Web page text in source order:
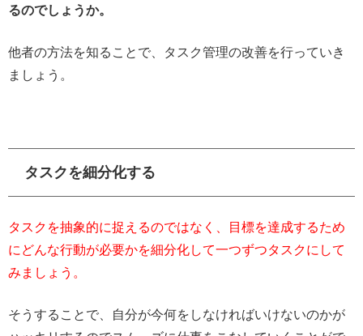
るのでしょうか。
他者の方法を知ることで、タスク管理の改善を行っていき
ましょう。
タスクを細分化する
タスクを抽象的に捉えるのではなく、目標を達成するため
にどんな行動が必要かを細分化して一つずつタスクにして
みましょう。
そうすることで、自分が今何をしなければいけないのかが